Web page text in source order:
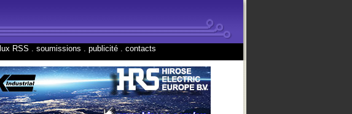
RSS soumissions publicité contacts